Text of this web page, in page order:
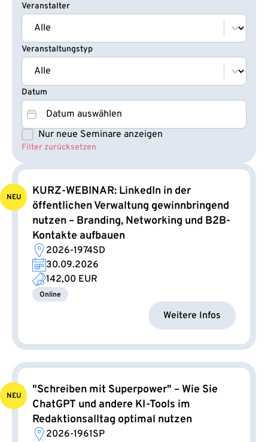
KURZ-WEBINAR: LinkedIn in der
öffentlichen Verwaltung gewinnbringend
nutzen – Branding, Networking und B2B-
Kontakte aufbauen
2026-1974SD
30.09.2026
142,00 EUR
Online
Weitere Infos
NEU
"Schreiben mit Superpower" – Wie Sie
ChatGPT und andere KI-Tools im
Redaktionsalltag optimal nutzen
2026-1961SP
NEU
Veranstalter
Veranstalter
Veranstalter
Veranstaltungstyp
Veranstaltungstyp
Veranstaltungstyp
Datum
Datum
Datum
Seminare NEU
Nur neue Seminare anzeigen
Filter zurücksetzen